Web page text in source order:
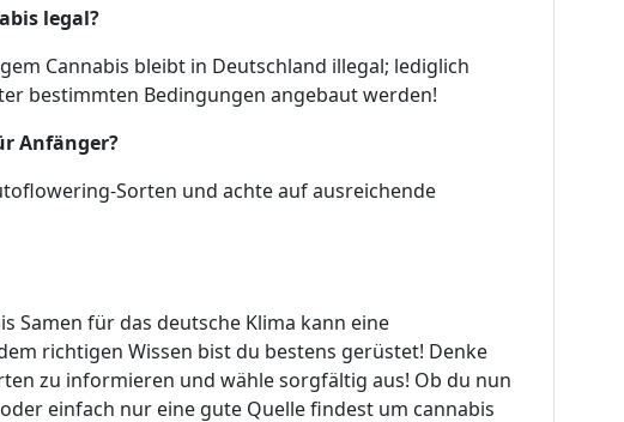
legal?
Cannabis bleibt in Deutschland illegal; lediglich
bestimmten Bedingungen angebaut werden!
Anfänger?
Sorten und achte auf ausreichende
Samen für das deutsche Klima kann eine
richtigen Wissen bist du bestens gerüstet! Denke
zu informieren und wähle sorgfältig aus! Ob du nun
einfach nur eine gute Quelle findest um cannabis